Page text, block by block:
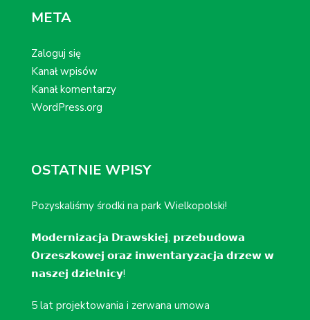
META
Zaloguj się
Kanał wpisów
Kanał komentarzy
WordPress.org
OSTATNIE WPISY
Pozyskaliśmy środki na park Wielkopolski!
𝗠𝗼𝗱𝗲𝗿𝗻𝗶𝘇𝗮𝗰𝗷𝗮 𝗗𝗿𝗮𝘄𝘀𝗸𝗶𝗲𝗷, 𝗽𝗿𝘇𝗲𝗯𝘂𝗱𝗼𝘄𝗮
𝗢𝗿𝘇𝗲𝘀𝘇𝗸𝗼𝘄𝗲𝗷 𝗼𝗿𝗮𝘇 𝗶𝗻𝘄𝗲𝗻𝘁𝗮𝗿𝘆𝘇𝗮𝗰𝗷𝗮 𝗱𝗿𝘇𝗲𝘄 𝘄
𝗻𝗮𝘀𝘇𝗲𝗷 𝗱𝘇𝗶𝗲𝗹𝗻𝗶𝗰𝘆!
5 lat projektowania i zerwana umowa